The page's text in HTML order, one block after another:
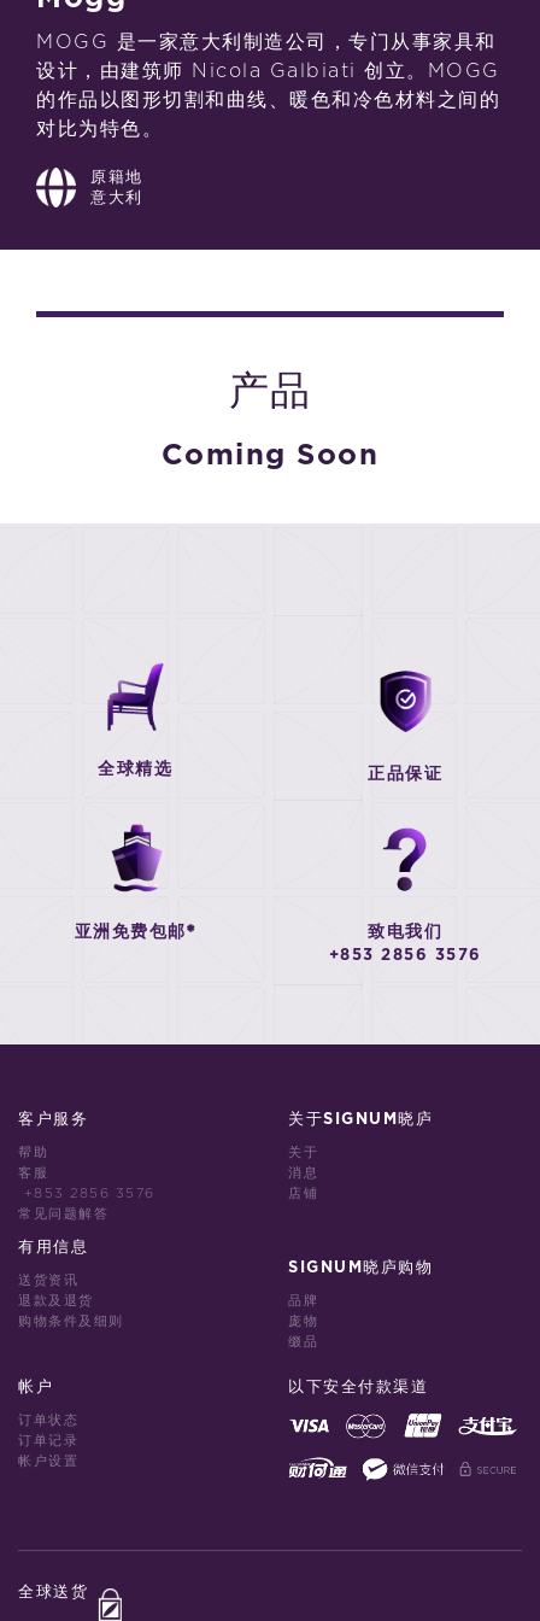
MOGG 是一家意大利制造公司，专门从事家具和
设计，由建筑师 Nicola Galbiati 创立。MOGG
的作品以图形切割和曲线、暖色和冷色材料之间的
对比为特色。
原籍地
意大利
产品
Coming Soon
全球精选 正品保证
亚洲免费包邮* 致电我们
+853 2856 3576
客户服务
帮助
客服
+853 2856 3576
常见问题解答
有用信息
送货资讯
退款及退货
购物条件及细则
关于SIGNUM晓庐
关于
消息
店铺
SIGNUM晓庐购物
品牌
庞物
缀品
帐户
订单状态
订单记录
帐户设置
以下安全付款渠道
全球送货